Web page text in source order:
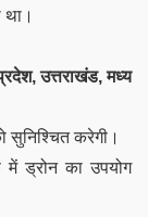
था।
उत्तराखंड, मध्य
सुनिश्चित करेगी।
में ड्रोन का उपयोग